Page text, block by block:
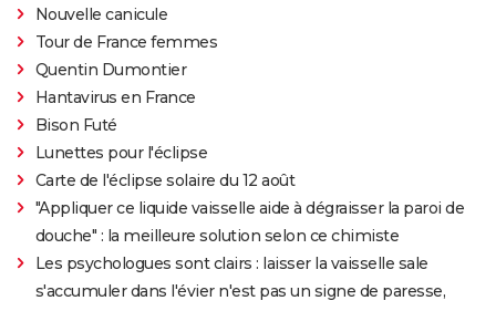
Nouvelle canicule
Tour de France femmes
Quentin Dumontier
Hantavirus en France
Bison Futé
Lunettes pour l'éclipse
Carte de l'éclipse solaire du 12 août
"Appliquer ce liquide vaisselle aide à dégraisser la paroi de
douche" : la meilleure solution selon ce chimiste
Les psychologues sont clairs : laisser la vaisselle sale
s'accumuler dans l'évier n'est pas un signe de paresse,